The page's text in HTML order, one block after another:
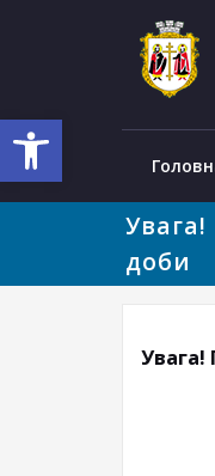
Відкрити Панель
доби